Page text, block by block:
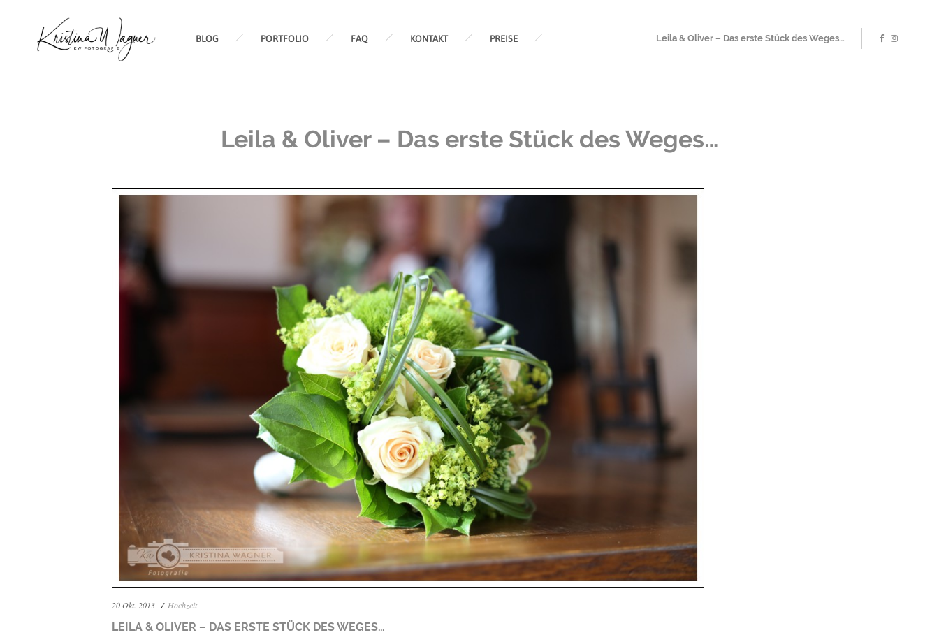
BLOG PORTFOLIO FAQ KONTAKT PREISE Leila & Oliver – Das erste Stück des Weges…
Leila & Oliver – Das erste Stück des Weges…
20 Okt. 2013 Hochzeit
LEILA & OLIVER – DAS ERSTE STÜCK DES WEGES…